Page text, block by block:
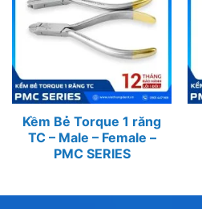
Kềm Bẻ Torque 1 răng
TC – Male – Female –
PMC SERIES